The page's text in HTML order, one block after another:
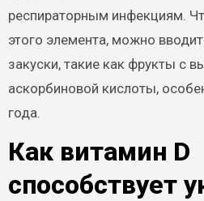
респираторным инфекциям.
этого элемента, можно
закуски, такие как фрукты с
аскорбиновой кислоты,
года.
Как витамин D
способствует